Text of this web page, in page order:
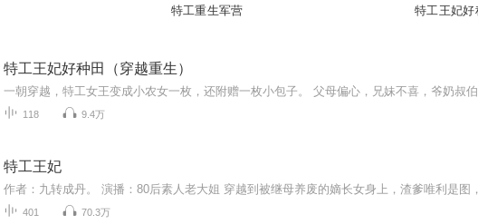
特工重生军营 特工王妃
特工王妃好种田（穿越重生）
118 9.4万
特工王妃
401 70.3万